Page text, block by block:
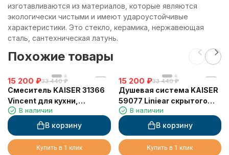
изготавливаются из материалов, которые являются
экологически чистыми и имеют удароустойчивые
характеристики. Это стекло, керамика, нержавеющая
сталь, сантехническая латунь.
Похожие товары
15 200 ₽33 440 ₽
Смеситель KAISER 31366
Vincent для кухни,
сенсорное управление,
вытяжная лейка, Sensor
В наличии
В корзину
Купить в 1 клик
15 200 ₽33 440 ₽
Душевая система KAISER
59077 Liniear скрытого
монтажа, с изливом
В наличии
В корзину
Купить в 1 клик